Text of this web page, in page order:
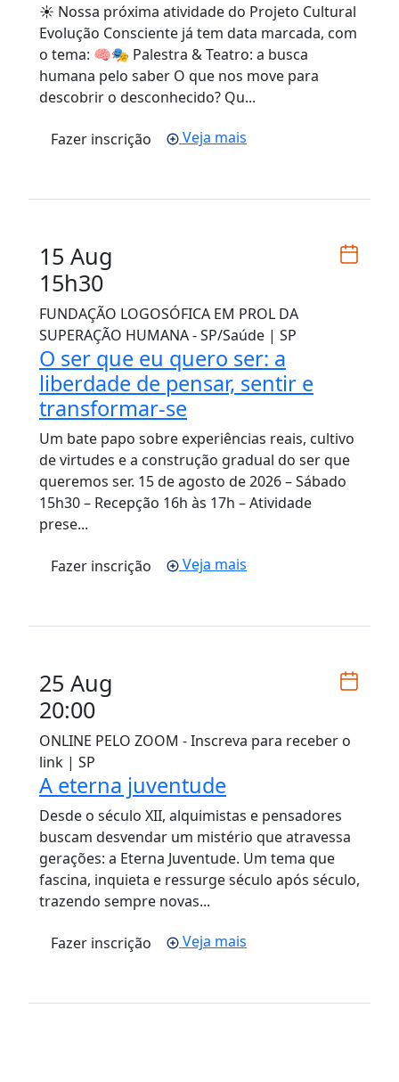
☀️ Nossa próxima atividade do Projeto Cultural
Evolução Consciente já tem data marcada, com
o tema: 🧠🎭 Palestra & Teatro: a busca
humana pelo saber O que nos move para
descobrir o desconhecido? Qu...
Fazer inscrição Veja mais
15 Aug
15h30
FUNDAÇÃO LOGOSÓFICA EM PROL DA
SUPERAÇÃO HUMANA - SP/Saúde | SP
O ser que eu quero ser: a
liberdade de pensar, sentir e
transformar-se
Um bate papo sobre experiências reais, cultivo
de virtudes e a construção gradual do ser que
queremos ser. 15 de agosto de 2026 – Sábado
15h30 – Recepção 16h às 17h – Atividade
prese...
Fazer inscrição Veja mais
25 Aug
20:00
ONLINE PELO ZOOM - Inscreva para receber o
link | SP
A eterna juventude
Desde o século XII, alquimistas e pensadores
buscam desvendar um mistério que atravessa
gerações: a Eterna Juventude. Um tema que
fascina, inquieta e ressurge século após século,
trazendo sempre novas...
Fazer inscrição Veja mais